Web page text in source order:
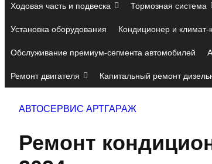
Ходовая часть и подвеска Тормозная система
Установка оборудования Кондиционер и климат-
Обслуживание премиум-сегмента автомобилей
Ремонт двигателя Капитальный ремонт
АВТОСЕРВИС АРТГАРАЖ
Ремонт